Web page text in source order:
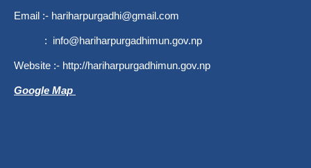
Email :- hariharpurgadhi@gmail.com
: info@hariharpurgadhimun.gov.np
Website :- http://hariharpurgadhimun.gov.np
Google Map